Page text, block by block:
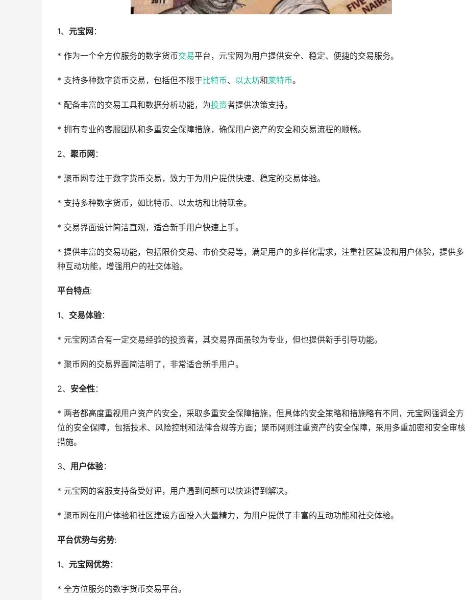
1、 元宝网 ：
* 作为一个全方位服务的数字货币交易平台，元宝网为用户提供安全、稳定、便捷的交易服务。
* 支持多种数字货币交易，包括但不限于比特币、 以太坊和莱特币。
* 配备丰富的交易工具和数据分析功能，为投资者提供决策支持。
* 拥有专业的客服团队和多重安全保障措施，确保用户资产的安全和交易流程的顺畅。
2、 聚币网 ：
* 聚币网专注于数字货币交易，致力于为用户提供快速、稳定的交易体验。
* 支持多种数字货币，如比特币、以太坊和比特现金。
* 交易界面设计简洁直观，适合新手用户快速上手。
* 提供丰富的交易功能，包括限价交易、市价交易等，满足用户的多样化需求，注重社区建设和用户体验，提供多
种互动功能，增强用户的社交体验。
平台特点:
1、 交易体验：
* 元宝网适合有一定交易经验的投资者，其交易界面虽较为专业，但也提供新手引导功能。
* 聚币网的交易界面简洁明了，非常适合新手用户。
2、 安全性：
* 两者都高度重视用户资产的安全，采取多重安全保障措施，但具体的安全策略和措施略有不同，元宝网强调全方
位的安全保障，包括技术、风险控制和法律合规等方面；聚币网则注重资产的安全保障，采用多重加密和安全审核
措施。
3、 用户体验：
* 元宝网的客服支持备受好评，用户遇到问题可以快速得到解决。
* 聚币网在用户体验和社区建设方面投入大量精力，为用户提供了丰富的互动功能和社交体验。
平台优势与劣势:
1、 元宝网优势：
* 全方位服务的数字货币交易平台。